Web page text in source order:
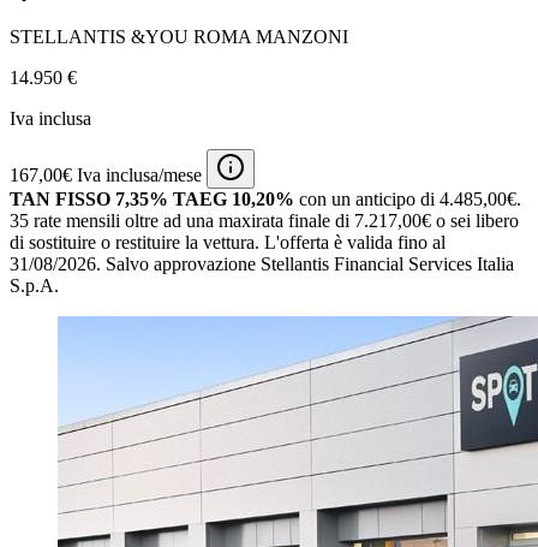
STELLANTIS &YOU ROMA MANZONI
14.950 €
Iva inclusa
167,00€ Iva inclusa/mese
TAN FISSO 7,35% TAEG 10,20% con un anticipo di 4.485,00€.
35 rate mensili oltre ad una maxirata finale di 7.217,00€ o sei libero
di sostituire o restituire la vettura. L'offerta è valida fino al
31/08/2026. Salvo approvazione Stellantis Financial Services Italia
S.p.A.